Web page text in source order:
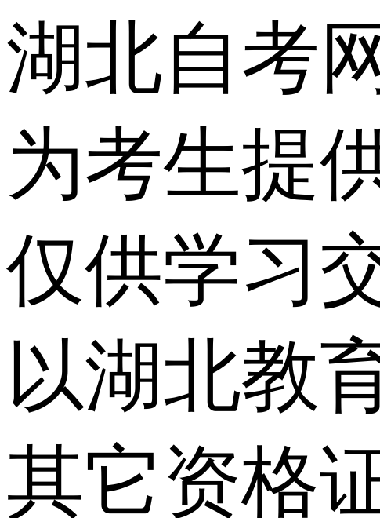
湖北自考
为考生提
仅供学习
以湖北教
其它资格